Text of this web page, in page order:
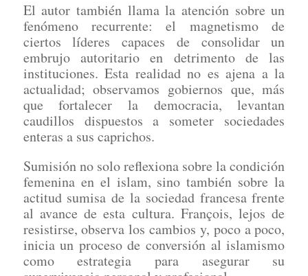
El autor también llama la atención sobre un
fenómeno recurrente: el magnetismo de
ciertos líderes capaces de consolidar un
embrujo autoritario en detrimento de las
instituciones. Esta realidad no es ajena a la
actualidad; observamos gobiernos que, más
que fortalecer la democracia, levantan
caudillos dispuestos a someter sociedades
enteras a sus caprichos.
Sumisión no solo reflexiona sobre la condición
femenina en el islam, sino también sobre la
actitud sumisa de la sociedad francesa frente
al avance de esta cultura. François, lejos de
resistirse, observa los cambios y, poco a poco,
inicia un proceso de conversión al islamismo
como estrategia para asegurar su